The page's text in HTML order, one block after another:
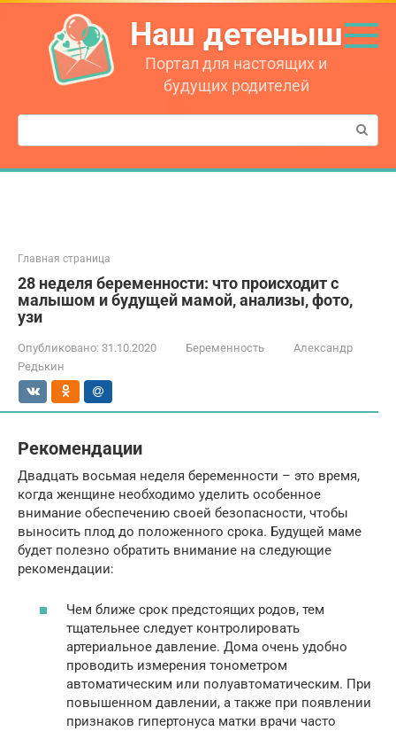
Перейти
контенту
Наш детеныш
Портал для настоящих и
будущих родителей
Поиск:
Главная страница
28 неделя беременности: что происходит с
малышом и будущей мамой, анализы, фото,
узи
Опубликовано: 31.10.2020 Беременность
Александр
Редькин
Рекомендации
Двадцать восьмая неделя беременности – это время,
когда женщине необходимо уделить особенное
внимание обеспечению своей безопасности, чтобы
выносить плод до положенного срока. Будущей маме
будет полезно обратить внимание на следующие
рекомендации:
Чем ближе срок предстоящих родов, тем
тщательнее следует контролировать
артериальное давление. Дома очень удобно
проводить измерения тонометром
автоматическим или полуавтоматическим. При
повышенном давлении, а также при появлении
признаков гипертонуса матки врачи часто